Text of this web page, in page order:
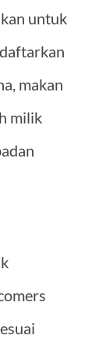
untuk
makan
milik